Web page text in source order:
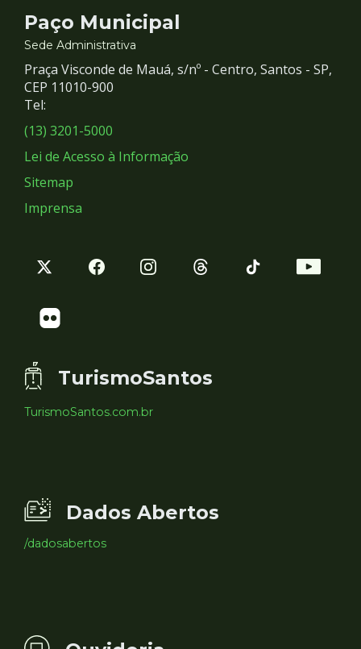
Contato
e
Redes
Sociais
Paço Municipal
Sede Administrativa
Praça Visconde de Mauá, s/nº - Centro, Santos - SP,
CEP 11010-900
Tel:
(13) 3201-5000
Lei de Acesso à Informação
Sitemap
Imprensa
TurismoSantos
TurismoSantos.com.br
Dados Abertos
/dadosabertos